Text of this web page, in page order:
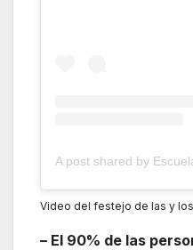
A post shared by
Video del festejo de las y
– El 90% de las